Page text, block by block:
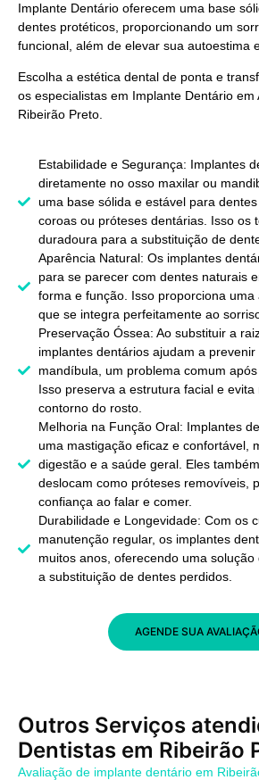
Implante Dentário oferecem uma base
dentes protéticos, proporcionando um
funcional, além de elevar sua autoestima
Escolha a estética dental de ponta e
os especialistas em Implante Dentário em
Ribeirão Preto.
Estabilidade e Segurança: Implantes
diretamente no osso maxilar ou
uma base sólida e estável para
coroas ou próteses dentárias. Isso os
duradoura para a substituição de
Aparência Natural: Os implantes
para se parecer com dentes naturais
forma e função. Isso proporciona uma
que se integra perfeitamente ao
Preservação Óssea: Ao substituir a
implantes dentários ajudam a
mandíbula, um problema comum
Isso preserva a estrutura facial e evita
contorno do rosto.
Melhoria na Função Oral: Implantes
uma mastigação eficaz e confortável,
digestão e a saúde geral. Eles
deslocam como próteses removíveis,
confiança ao falar e comer.
Durabilidade e Longevidade: Com os
manutenção regular, os implantes
muitos anos, oferecendo uma
a substituição de dentes perdidos.
AGENDE SUA
Outros Serviços
Dentistas em Ribeirão
Avaliação de implante dentário em